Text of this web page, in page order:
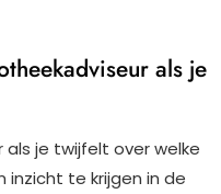
als je
je twijfelt over welke
inzicht te krijgen in de